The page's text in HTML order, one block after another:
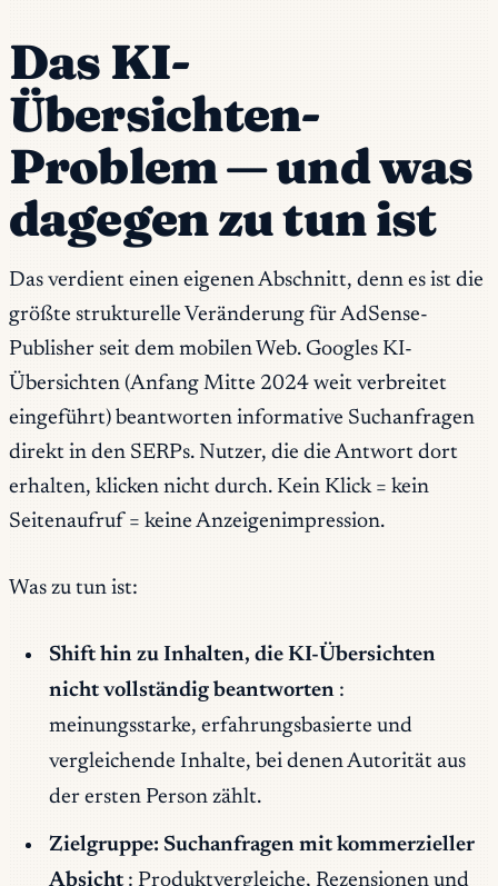
Das KI-
Übersichten-
Problem — und was
dagegen zu tun ist
Das verdient einen eigenen Abschnitt, denn es ist die
größte strukturelle Veränderung für AdSense-
Publisher seit dem mobilen Web. Googles KI-
Übersichten (Anfang Mitte 2024 weit verbreitet
eingeführt) beantworten informative Suchanfragen
direkt in den SERPs. Nutzer, die die Antwort dort
erhalten, klicken nicht durch. Kein Klick = kein
Seitenaufruf = keine Anzeigenimpression.
Was zu tun ist:
Shift hin zu Inhalten, die KI-Übersichten
nicht vollständig beantworten :
meinungsstarke, erfahrungsbasierte und
vergleichende Inhalte, bei denen Autorität aus
der ersten Person zählt.
Zielgruppe: Suchanfragen mit kommerzieller
Absicht : Produktvergleiche, Rezensionen und